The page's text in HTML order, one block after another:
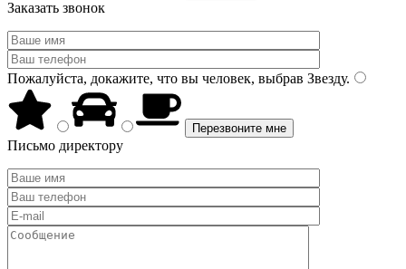
Заказать звонок
Пожалуйста, докажите, что вы человек, выбрав Звезду.
Письмо директору